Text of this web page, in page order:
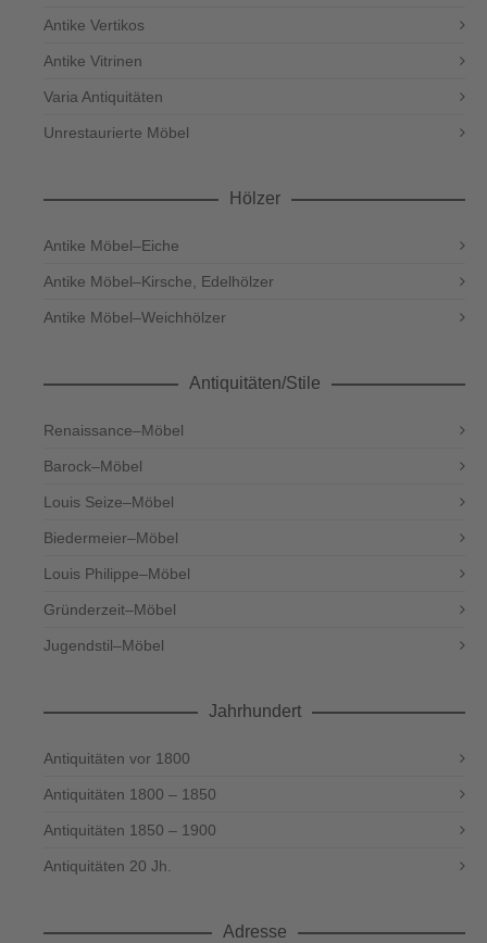
Antike Vertikos
Antike Vitrinen
Varia Antiquitäten
Unrestaurierte Möbel
Hölzer
Antike Möbel–Eiche
Antike Möbel–Kirsche, Edelhölzer
Antike Möbel–Weichhölzer
Antiquitäten/Stile
Renaissance–Möbel
Barock–Möbel
Louis Seize–Möbel
Biedermeier–Möbel
Louis Philippe–Möbel
Gründerzeit–Möbel
Jugendstil–Möbel
Jahrhundert
Antiquitäten vor 1800
Antiquitäten 1800 – 1850
Antiquitäten 1850 – 1900
Antiquitäten 20 Jh.
Adresse